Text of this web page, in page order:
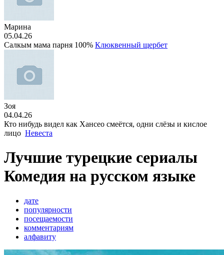
Марина
05.04.26
Салкым мама парня 100% Клюквенный щербет
Зоя
04.04.26
Кто нибудь видел как Хансео смеётся, одни слёзы и кислое
лицо Невеста
Лучшие турецкие сериалы
Комедия на русском языке
дате
популярности
посещаемости
комментариям
алфавиту